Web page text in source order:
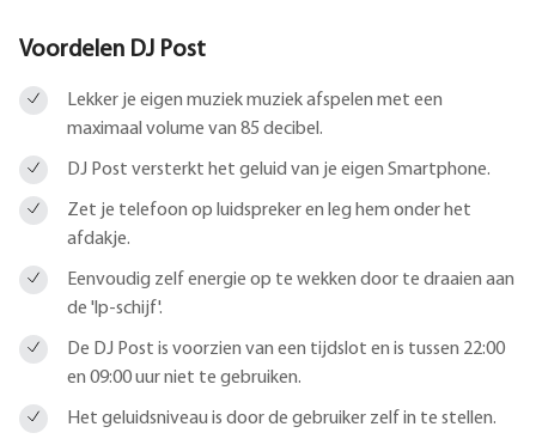
Voordelen DJ Post
Lekker je eigen muziek muziek afspelen met een
maximaal volume van 85 decibel.
DJ Post versterkt het geluid van je eigen Smartphone.
Zet je telefoon op luidspreker en leg hem onder het
afdakje.
Eenvoudig zelf energie op te wekken door te draaien aan
de 'lp-schijf'.
De DJ Post is voorzien van een tijdslot en is tussen 22:00
en 09:00 uur niet te gebruiken.
Het geluidsniveau is door de gebruiker zelf in te stellen.